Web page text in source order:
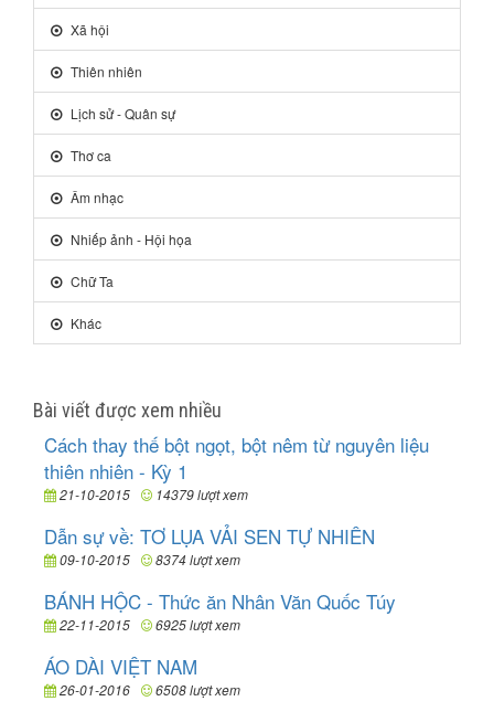
Xã hội
Thiên nhiên
Lịch sử - Quân sự
Thơ ca
Âm nhạc
Nhiếp ảnh - Hội họa
Chữ Ta
Khác
Bài viết được xem nhiều
Cách thay thế bột ngọt, bột nêm từ nguyên liệu
thiên nhiên - Kỳ 1
21-10-2015 14379 lượt xem
Dẫn sự về: TƠ LỤA VẢI SEN TỰ NHIÊN
09-10-2015 8374 lượt xem
BÁNH HỘC - Thức ăn Nhân Văn Quốc Túy
22-11-2015 6925 lượt xem
ÁO DÀI VIỆT NAM
26-01-2016 6508 lượt xem